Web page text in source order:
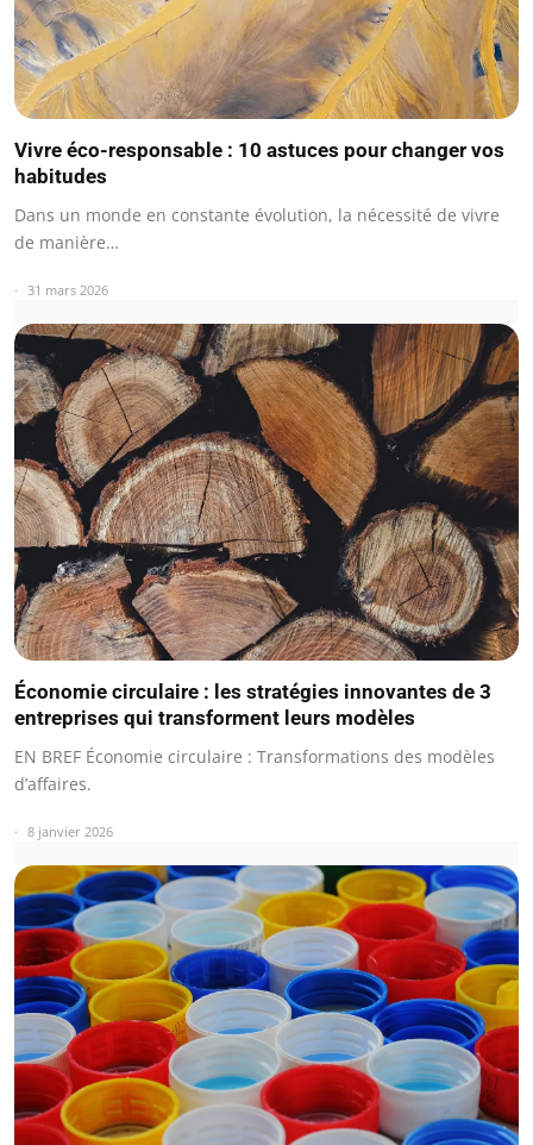
Vivre éco-responsable : 10 astuces pour changer vos
habitudes
Dans un monde en constante évolution, la nécessité de vivre
de manière…
31 mars 2026
Économie circulaire : les stratégies innovantes de 3
entreprises qui transforment leurs modèles
EN BREF Économie circulaire : Transformations des modèles
d’affaires.
8 janvier 2026